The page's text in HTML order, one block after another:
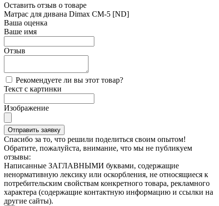
Оставить отзыв о товаре
Матрас для дивана Dimax СМ-5 [ND]
Ваша оценка
Ваше имя
Отзыв
Рекомендуете ли вы этот товар?
Текст с картинки
Изображение
Отправить заявку
Спасибо за то, что решили поделиться своим опытом!
Обратите, пожалуйста, внимание, что мы не публикуем
отзывы:
Написанные ЗАГЛАВНЫМИ буквами, содержащие
ненормативную лексику или оскорбления, не относящиеся к
потребительским свойствам конкретного товара, рекламного
характера (содержащие контактную информацию и ссылки на
другие сайты).